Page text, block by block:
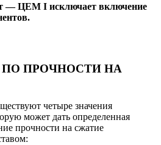
— ЦЕМ I исключает включение
ПРОЧНОСТИ НА
четыре значения
может дать определенная
прочности на сжатие